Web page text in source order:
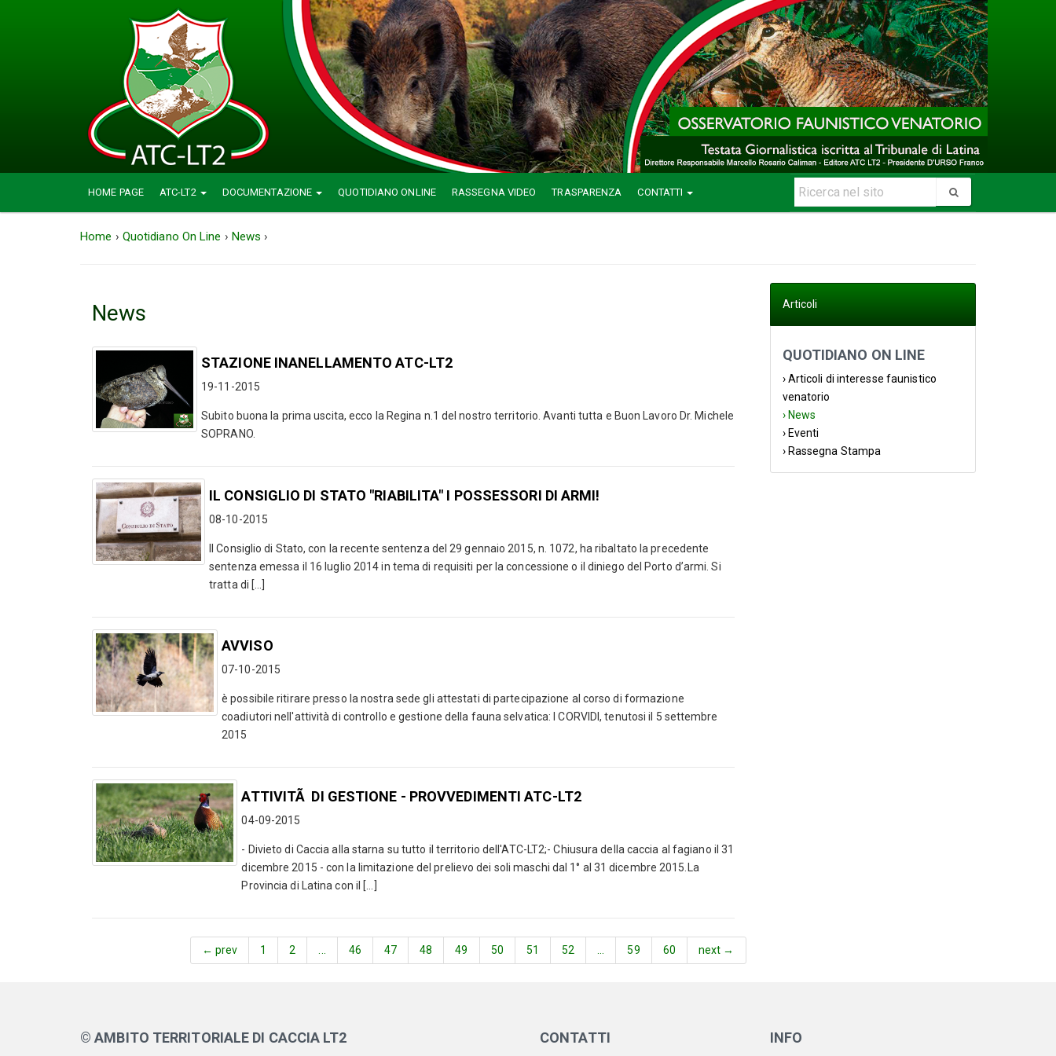
HOME PAGE ATC-LT2 DOCUMENTAZIONE QUOTIDIANO ONLINE RASSEGNA VIDEO TRASPARENZA CONTATTI
Home › Quotidiano On Line › News ›
News
STAZIONE INANELLAMENTO ATC-LT2
19-11-2015
Subito buona la prima uscita, ecco la Regina n.1 del nostro territorio. Avanti tutta e Buon Lavoro Dr. Michele
SOPRANO.
IL CONSIGLIO DI STATO "RIABILITA" I POSSESSORI DI ARMI!
08-10-2015
Il Consiglio di Stato, con la recente sentenza del 29 gennaio 2015, n. 1072, ha ribaltato la precedente
sentenza emessa il 16 luglio 2014 in tema di requisiti per la concessione o il diniego del Porto d’armi. Si
tratta di [...]
AVVISO
07-10-2015
è possibile ritirare presso la nostra sede gli attestati di partecipazione al corso di formazione
coadiutori nell'attività di controllo e gestione della fauna selvatica: I CORVIDI, tenutosi il 5 settembre
2015
ATTIVITÃ DI GESTIONE - PROVVEDIMENTI ATC-LT2
04-09-2015
- Divieto di Caccia alla starna su tutto il territorio dell'ATC-LT2;- Chiusura della caccia al fagiano il 31
dicembre 2015 - con la limitazione del prelievo dei soli maschi dal 1° al 31 dicembre 2015.La
Provincia di Latina con il [...]
← prev 1 2 46 47 48 49 50 51 52 59 60 next →
Articoli
QUOTIDIANO ON LINE
› Articoli di interesse faunistico
venatorio
› News
› Eventi
› Rassegna Stampa
© AMBITO TERRITORIALE DI CACCIA LT2 CONTATTI INFO